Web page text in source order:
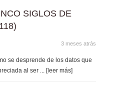
SIGLOS DE
3 meses atrás
se desprende de los datos que
al ser
... [leer más]